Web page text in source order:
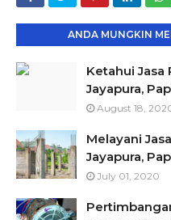
ANDA MUNGKIN
Ketahui
Jayapura,
August 18,
Melayani
Jayapura,
July 01, 2020